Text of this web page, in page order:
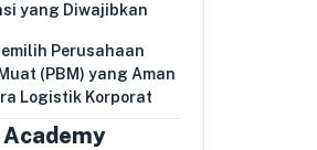
yang Diwajibkan
Perusahaan
(PBM) yang Aman
Logistik Korporat